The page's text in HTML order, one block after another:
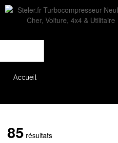
Accueil
85 résultats